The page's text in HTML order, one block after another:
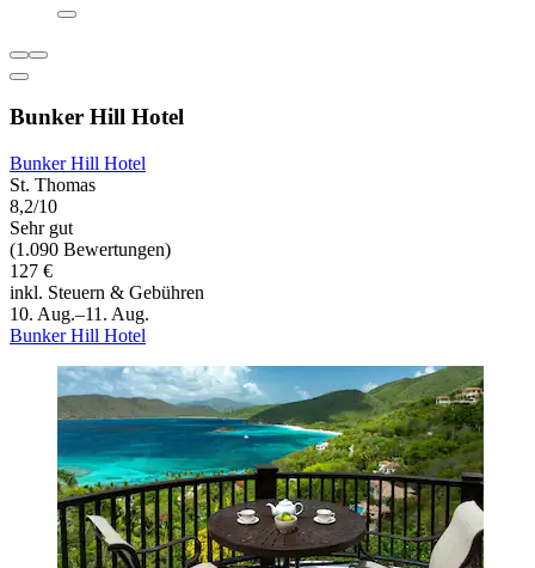
Bunker Hill Hotel
Bunker Hill Hotel
St. Thomas
8,2/10
Sehr gut
(1.090 Bewertungen)
127 €
inkl. Steuern & Gebühren
10. Aug.–11. Aug.
Bunker Hill Hotel